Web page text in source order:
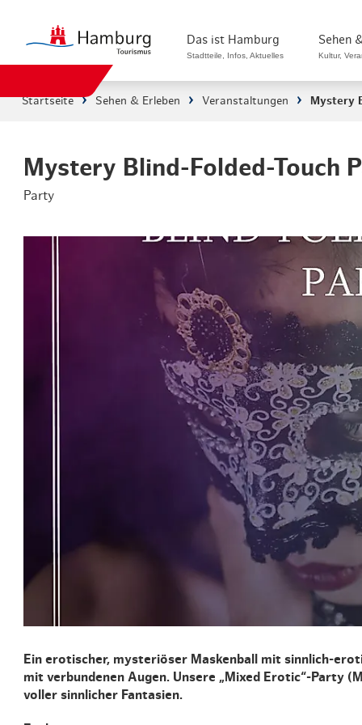
Das ist Hamburg
Stadtteile, Infos, Aktuelles
Die Welt in Hamburg
Hamburg das ganze Jahr
Hamburg für...
Infos & Mobilität
Sehen
Kultur,
Kultur &
Hamburg
Radfahren
Routen &
Grüne
Erlebnis,
Startseite Sehen & Erleben Veranstaltungen Mystery
Mystery Blind-Folded-Touch
Party
Ein erotischer, mysteriöser Maskenball mit sinnlich-
mit verbundenen Augen. Unsere „Mixed Erotic“-Party
voller sinnlicher Fantasien.